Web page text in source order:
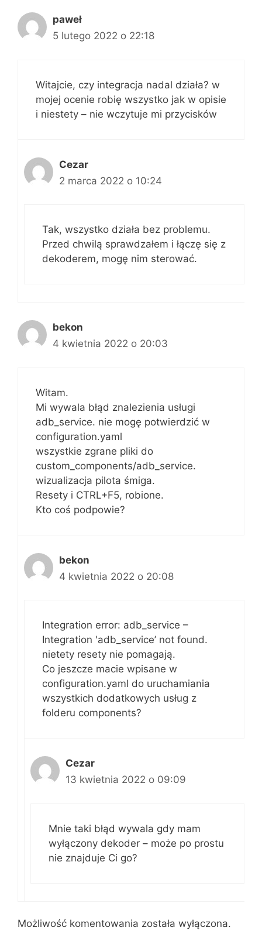
paweł
5 lutego 2022 o 22:18
Witajcie, czy integracja nadal działa? w
mojej ocenie robię wszystko jak w opisie
i niestety – nie wczytuje mi przycisków
Cezar
2 marca 2022 o 10:24
Tak, wszystko działa bez problemu.
Przed chwilą sprawdzałem i łączę się z
dekoderem, mogę nim sterować.
bekon
4 kwietnia 2022 o 20:03
Witam.
Mi wywala błąd znalezienia usługi
adb_service. nie mogę potwierdzić w
configuration.yaml
wszystkie zgrane pliki do
custom_components/adb_service.
wizualizacja pilota śmiga.
Resety i CTRL+F5, robione.
Kto coś podpowie?
bekon
4 kwietnia 2022 o 20:08
Integration error: adb_service –
Integration 'adb_service’ not found.
nietety resety nie pomagają.
Co jeszcze macie wpisane w
configuration.yaml do uruchamiania
wszystkich dodatkowych usług z
folderu components?
Cezar
13 kwietnia 2022 o 09:09
Mnie taki błąd wywala gdy mam
wyłączony dekoder – może po prostu
nie znajduje Ci go?
Możliwość komentowania została wyłączona.